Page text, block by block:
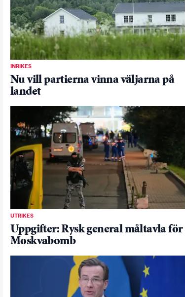
INRIKES
Nu vill partierna vinna väljarna på
landet
UTRIKES
Uppgifter: Rysk general måltavla för
Moskvabomb